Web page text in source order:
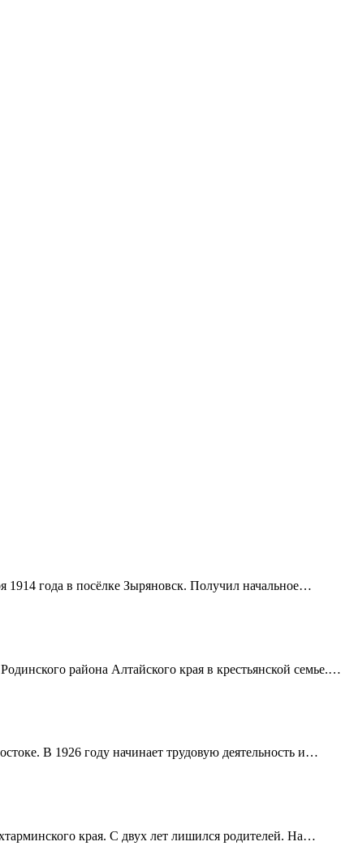
года в посёлке Зыряновск. Получил начальное…
района Алтайского края в крестьянской семье.…
В 1926 году начинает трудовую деятельность и…
края. С двух лет лишился родителей. На…